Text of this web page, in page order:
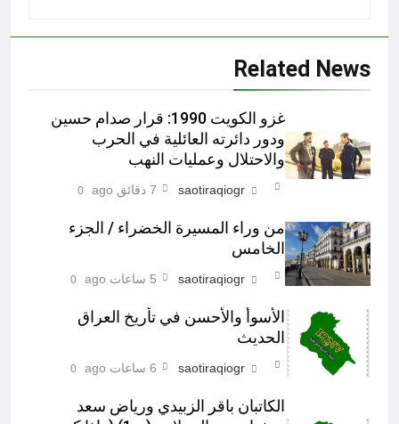
Related News
غزو الكويت 1990: قرار صدام حسين
ودور دائرته العائلية في الحرب
والاحتلال وعمليات النهب
saotiraqiogr 7 دقائق ago 0
من وراء المسيرة الخضراء / الجزء
الخامس
saotiraqiogr 5 ساعات ago 0
الأسوأ والأحسن في تأريخ العراق
الحديث
saotiraqiogr 6 ساعات ago 0
الكاتبان باقر الزبيدي ورياض سعد